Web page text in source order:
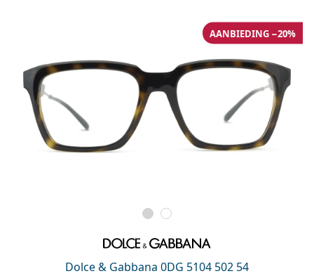
Dolce & Gabbana 0DG 5104 502 54
AANBIEDING −20%